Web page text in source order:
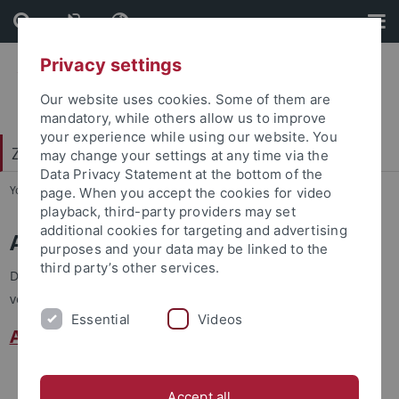
Skip
to
content
Skip
to
footer
Zentrum für Datenverarbeitung (ZDV)
You are here: Startseite ... Anträge
Anträge
Die Dienstleistungen des ZDV werden zur Zeit auf drei
verschiedene Arten beantragt
Anträge mit Deckblatt
IP-Adresse und DNS-Einträge
Privacy settings
Our website uses cookies. Some of them are
mandatory, while others allow us to improve
your experience while using our website. You
may change your settings at any time via the
Data Privacy Statement at the bottom of the
page. When you accept the cookies for video
playback, third-party providers may set
additional cookies for targeting and advertising
purposes and your data may be linked to the
third party’s other services.
Essential Videos